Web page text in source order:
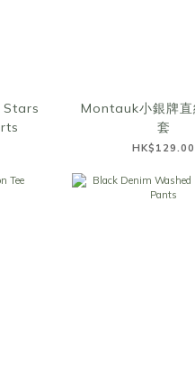
Montauk小銀牌直
套
HK$129.00